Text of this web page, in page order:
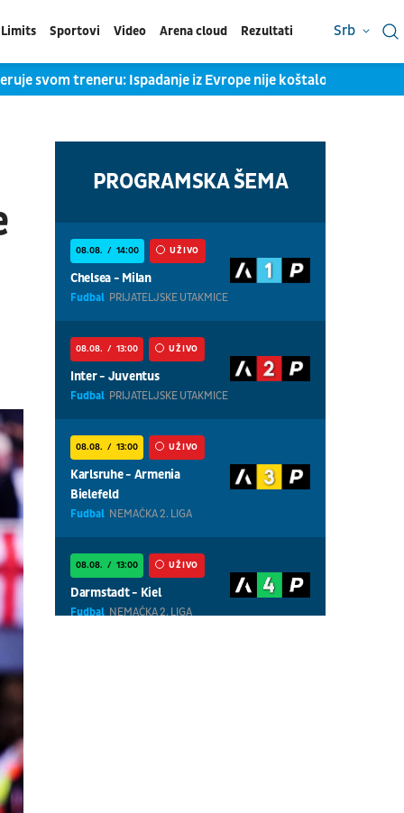
Limits Sportovi Video Arena cloud Rezultati Srb
svom treneru: Ispadanje iz Evrope nije koštalo Kokovića
PROGRAMSKA ŠEMA
08.08. 14:00 UŽIVO
Chelsea - Milan
Fudbal PRIJATELJSKE UTAKMICE
08.08. 13:00 UŽIVO
Inter - Juventus
Fudbal PRIJATELJSKE UTAKMICE
08.08. 13:00 UŽIVO
Karlsruhe - Armenia
Bielefeld
Fudbal NEMAČKA 2. LIGA
08.08. 13:00 UŽIVO
Darmstadt - Kiel
Fudbal NEMAČKA 2. LIGA